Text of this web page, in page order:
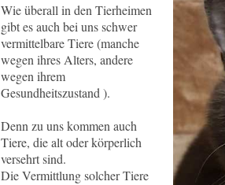
Wie überall in den Tierheimen
gibt es auch bei uns schwer
vermittelbare Tiere (manche
wegen ihres Alters, andere
wegen ihrem
Gesundheitszustand ).
Denn zu uns kommen auch
Tiere, die alt oder körperlich
versehrt sind.
Die Vermittlung solcher Tiere